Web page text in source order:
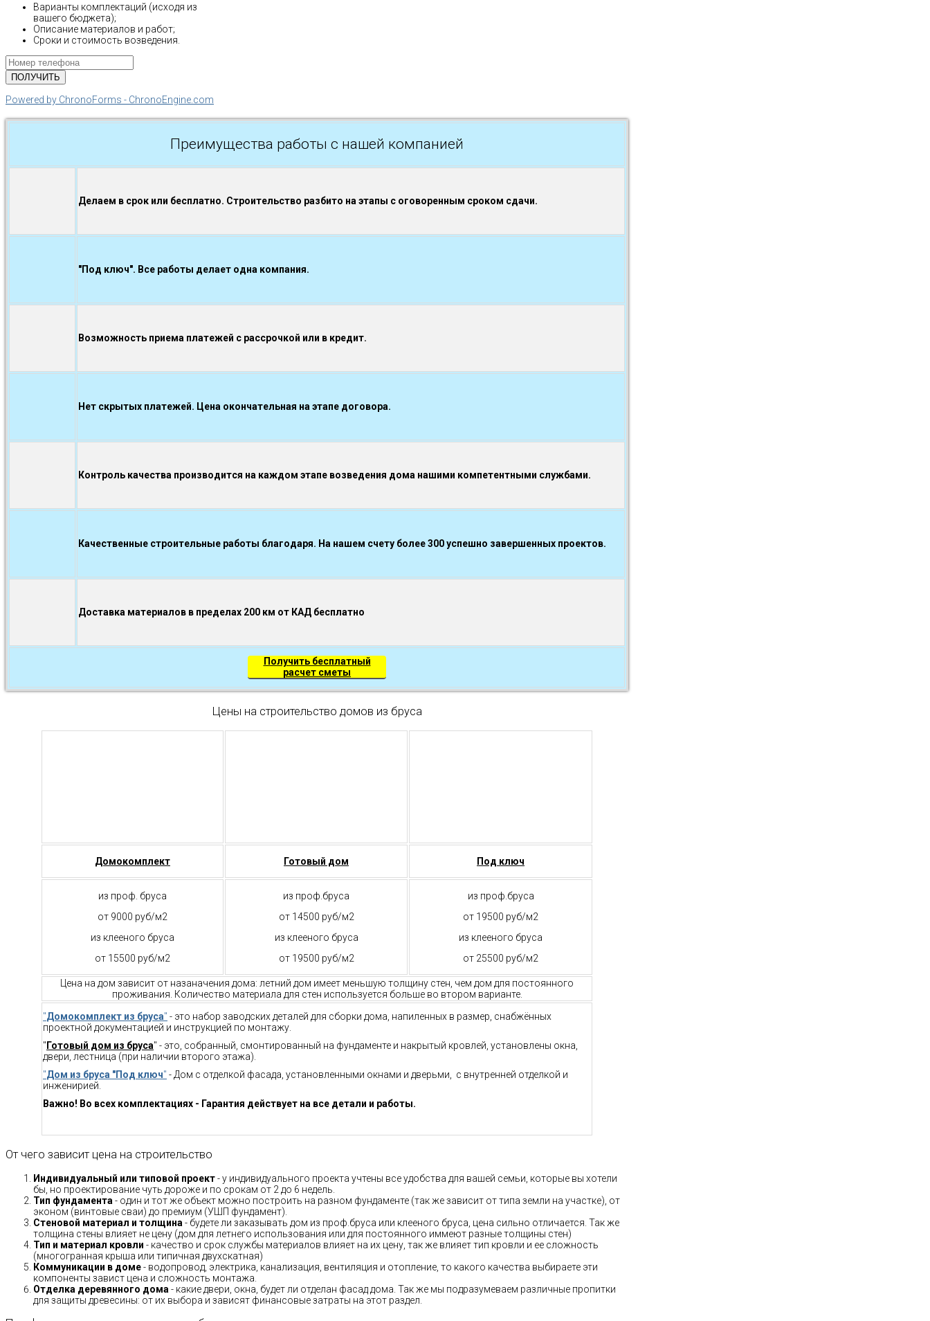
Варианты комплектаций (исходя из
вашего бюджета);
Описание материалов и работ;
Сроки и стоимость возведения.
Powered by ChronoForms - ChronoEngine.com
Преимущества работы с нашей компанией
Делаем в срок или бесплатно. Строительство разбито на этапы с оговоренным сроком сдачи.
"Под ключ". Все работы делает одна компания.
Возможность приема платежей с рассрочкой или в кредит.
Нет скрытых платежей. Цена окончательная на этапе договора.
Контроль качества производится на каждом этапе возведения дома нашими компетентными службами.
Качественные строительные работы благодаря. На нашем счету более 300 успешно завершенных проектов.
Доставка материалов в пределах 200 км от КАД бесплатно
Получить бесплатный
расчет сметы
Цены на строительство домов из бруса
Домокомплект Готовый дом Под ключ
из проф. бруса
от 9000 руб/м2
из клееного бруса
от 15500 руб/м2
из проф.бруса
от 14500 руб/м2
из клееного бруса
от 19500 руб/м2
из проф.бруса
от 19500 руб/м2
из клееного бруса
от 25500 руб/м2
Цена на дом зависит от назаначения дома: летний дом имеет меньшую толщину стен, чем дом для постоянного
проживания. Количество материала для стен используется больше во втором варианте.
"Домокомплект из бруса" - это набор заводских деталей для сборки дома, напиленных в размер, снабжённых
проектной документацией и инструкцией по монтажу.
" Готовый дом из бруса" - это, собранный, смонтированный на фундаменте и накрытый кровлей, установлены окна,
двери, лестница (при наличии второго этажа).
"Дом из бруса "Под ключ" - Дом с отделкой фасада, установленными окнами и дверьми, с внутренней отделкой и
инженирией.
Важно! Во всех комплектациях - Гарантия действует на все детали и работы.
От чего зависит цена на строительство
Индивидуальный или типовой проект- у индивидуального проекта учтены все удобства для вашей семьи, которые вы хотели
бы, но проектирование чуть дороже и по срокам от 2 до 6 недель.
Тип фундамента - один и тот же объект можно построить на разном фундаменте (так же зависит от типа земли на участке), от
эконом (винтовые сваи) до премиум (УШП фундамент).
Стеновой материал и толщина - будете ли заказывать дом из проф.бруса или клееного бруса, цена сильно отличается. Так же
толщина стены влияет не цену (дом для летнего использования или для постоянного иммеют разные толщины стен)
Тип и материал кровли - качество и срок службы материалов влияет на их цену, так же влияет тип кровли и ее сложность
(многогранная крыша или типичная двухскатная)
Коммуникации в доме- водопровод, электрика, канализация, вентиляция и отопление, то какого качества выбираете эти
компоненты завист цена и сложность монтажа.
Отделка деревянного дома - какие двери, окна, будет ли отделан фасад дома. Так же мы подразумеваем различные пропитки
для защиты древесины: от их выбора и зависят финансовые затраты на этот раздел.